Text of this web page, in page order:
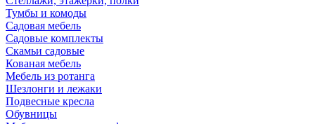
Тумбы и комоды
Садовая мебель
Садовые комплекты
Скамьи садовые
Кованая мебель
Мебель из ротанга
Шезлонги и лежаки
Подвесные кресла
Обувницы